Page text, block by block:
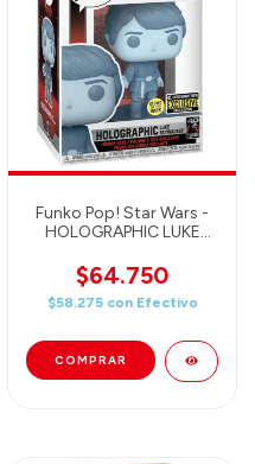
Funko Pop! Star Wars -
HOLOGRAPHIC LUKE
THE DARK)
$64.750
$58.275 con Efectivo